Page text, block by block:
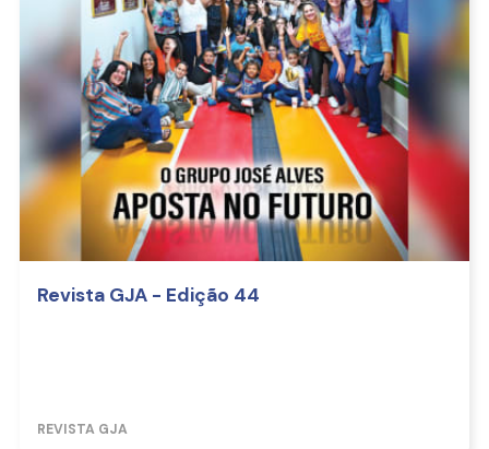
Revista GJA - Edição 44
REVISTA GJA